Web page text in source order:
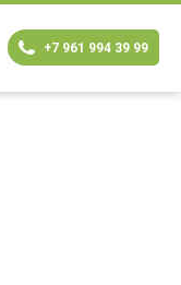
+7 961 994 39 99